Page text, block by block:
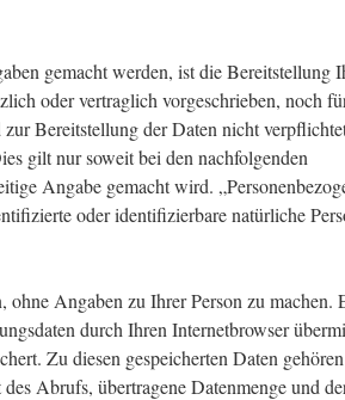
gemacht werden, ist die Bereitstellung
oder vertraglich vorgeschrieben, noch
Bereitstellung der Daten nicht
gilt nur soweit bei den nachfolgenden
Angabe gemacht wird.
oder identifizierbare natürliche
ohne Angaben zu Ihrer Person zu machen.
durch Ihren Internetbrowser
Zu diesen gespeicherten Daten
Abrufs, übertragene Datenmenge und